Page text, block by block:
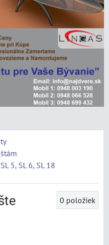
5, SL 6, SL 18
0 položiek